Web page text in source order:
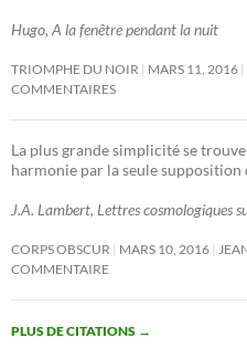
Hugo, A la fenêtre pendant la nuit
TRIOMPHE DU NOIR MARS 11, 2016
COMMENTAIRES
La plus grande simplicité se
harmonie par la seule supposition
J.A. Lambert, Lettres cosmologiques
CORPS OBSCUR MARS 10, 2016
COMMENTAIRE
PLUS DE CITATIONS →